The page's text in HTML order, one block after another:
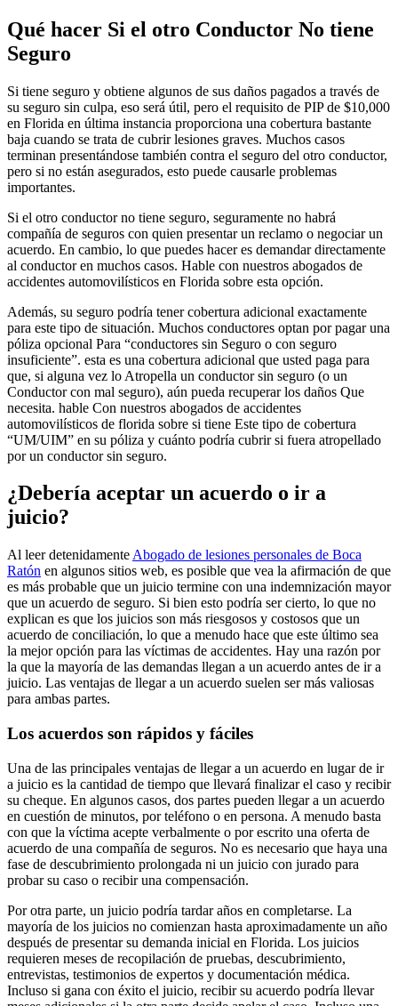
Qué hacer Si el otro Conductor No tiene
Seguro
Si tiene seguro y obtiene algunos de sus daños pagados a través de
su seguro sin culpa, eso será útil, pero el requisito de PIP de $10,000
en Florida en última instancia proporciona una cobertura bastante
baja cuando se trata de cubrir lesiones graves. Muchos casos
terminan presentándose también contra el seguro del otro conductor,
pero si no están asegurados, esto puede causarle problemas
importantes.
Si el otro conductor no tiene seguro, seguramente no habrá
compañía de seguros con quien presentar un reclamo o negociar un
acuerdo. En cambio, lo que puedes hacer es demandar directamente
al conductor en muchos casos. Hable con nuestros abogados de
accidentes automovilísticos en Florida sobre esta opción.
Además, su seguro podría tener cobertura adicional exactamente
para este tipo de situación. Muchos conductores optan por pagar una
póliza opcional Para “conductores sin Seguro o con seguro
insuficiente”. esta es una cobertura adicional que usted paga para
que, si alguna vez lo Atropella un conductor sin seguro (o un
Conductor con mal seguro), aún pueda recuperar los daños Que
necesita. hable Con nuestros abogados de accidentes
automovilísticos de florida sobre si tiene Este tipo de cobertura
“UM/UIM” en su póliza y cuánto podría cubrir si fuera atropellado
por un conductor sin seguro.
¿Debería aceptar un acuerdo o ir a
juicio?
Al leer detenidamente Abogado de lesiones personales de Boca
Ratón en algunos sitios web, es posible que vea la afirmación de que
es más probable que un juicio termine con una indemnización mayor
que un acuerdo de seguro. Si bien esto podría ser cierto, lo que no
explican es que los juicios son más riesgosos y costosos que un
acuerdo de conciliación, lo que a menudo hace que este último sea
la mejor opción para las víctimas de accidentes. Hay una razón por
la que la mayoría de las demandas llegan a un acuerdo antes de ir a
juicio. Las ventajas de llegar a un acuerdo suelen ser más valiosas
para ambas partes.
Los acuerdos son rápidos y fáciles
Una de las principales ventajas de llegar a un acuerdo en lugar de ir
a juicio es la cantidad de tiempo que llevará finalizar el caso y recibir
su cheque. En algunos casos, dos partes pueden llegar a un acuerdo
en cuestión de minutos, por teléfono o en persona. A menudo basta
con que la víctima acepte verbalmente o por escrito una oferta de
acuerdo de una compañía de seguros. No es necesario que haya una
fase de descubrimiento prolongada ni un juicio con jurado para
probar su caso o recibir una compensación.
Por otra parte, un juicio podría tardar años en completarse. La
mayoría de los juicios no comienzan hasta aproximadamente un año
después de presentar su demanda inicial en Florida. Los juicios
requieren meses de recopilación de pruebas, descubrimiento,
entrevistas, testimonios de expertos y documentación médica.
Incluso si gana con éxito el juicio, recibir su acuerdo podría llevar